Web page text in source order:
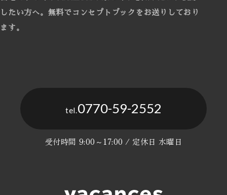
したい方へ。 無料でコンセプトブックをお送りしており
ます。
tel.0770-59-2552
受付時間 9:00～17:00 / 定休日 水曜日